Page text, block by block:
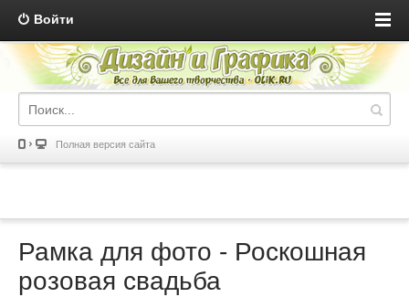
Войти
Полная версия сайта
Рамка для фото - Роскошная
розовая свадьба